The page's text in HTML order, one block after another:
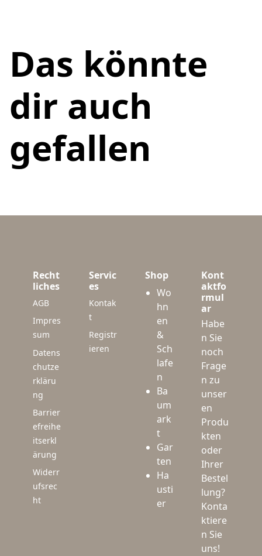
Das könnte
dir auch
gefallen
Recht
liches
AGB
Impres
sum
Datens
chutze
rkläru
ng
Barrier
efreihe
itserkl
ärung
Widerr
ufsrec
ht
Servic
es
Kontak
t
Registr
ieren
Shop
Wo
hn
en
&
Sch
lafe
n
Ba
um
ark
t
Gar
ten
Ha
usti
er
Kont
aktfo
rmul
ar
Habe
n Sie
noch
Frage
n zu
unser
en
Produ
kten
oder
Ihrer
Bestel
lung?
Konta
ktiere
n Sie
uns!